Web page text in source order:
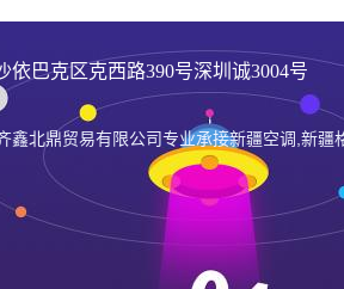
巴克区克西路390号深圳诚3004号
北鼎贸易有限公司专业承接新疆空调,新疆